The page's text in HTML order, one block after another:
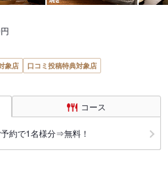
象店
口コミ投稿特典対象店
コース
約で1名様分⇒無料！